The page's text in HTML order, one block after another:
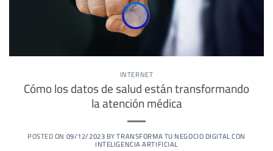
INTERNET
Cómo los datos de salud están transformando
la atención médica
POSTED ON 09/12/2023BYTRANSFORMA TU NEGOCIO DIGITAL CON
INTELIGENCIA ARTIFICIAL